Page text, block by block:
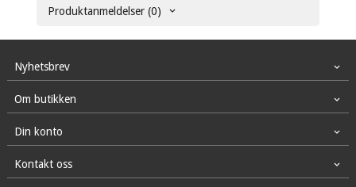
Produktanmeldelser (0)
Nyhetsbrev
Om butikken
Din konto
Kontakt oss